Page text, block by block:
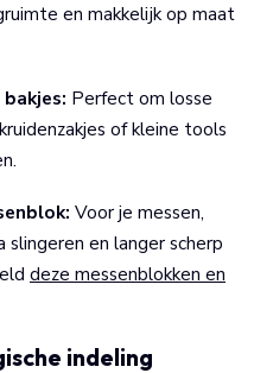
en makkelijk op maat
Perfect om losse
of kleine tools
Voor je messen,
en langer scherp
deze messenblokken en
indeling